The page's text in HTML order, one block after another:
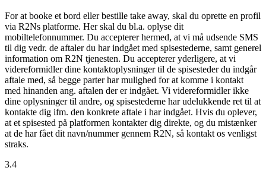
For at booke et bord eller bestille take away, skal du oprette en profil
via R2Ns platforme. Her skal du bl.a. oplyse dit
mobiltelefonnummer. Du accepterer hermed, at vi må udsende SMS
til dig vedr. de aftaler du har indgået med spisestederne, samt generel
information om R2N tjenesten. Du accepterer yderligere, at vi
videreformidler dine kontaktoplysninger til de spisesteder du indgår
aftale med, så begge parter har mulighed for at komme i kontakt
med hinanden ang. aftalen der er indgået. Vi videreformidler ikke
dine oplysninger til andre, og spisestederne har udelukkende ret til at
kontakte dig ifm. den konkrete aftale i har indgået. Hvis du oplever,
at et spisested på platformen kontakter dig direkte, og du mistænker
at de har fået dit navn/nummer gennem R2N, så kontakt os venligst
straks.
3.4